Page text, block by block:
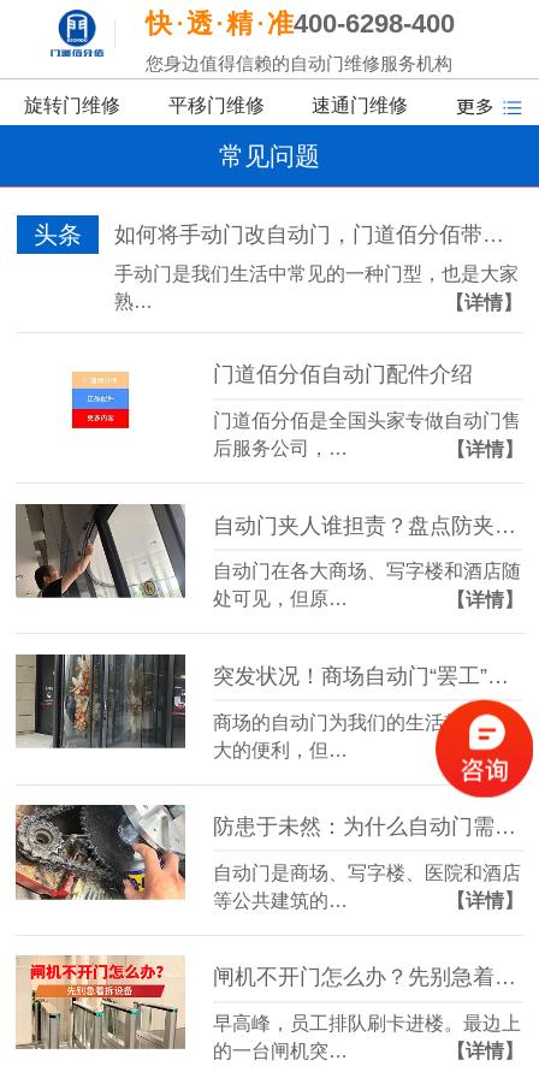
快 透 精 准400-6298-400
您身边值得信赖的自动门维修服务机构
旋转门维修 平移门维修 速通门维修
常见问题
头条 如何将手动门改自动门，门道佰分佰带你了解
手动门是我们生活中常见的一种门型，也是大家
熟…
【详情】
门道佰分佰自动门配件介绍
门道佰分佰是全国头家专做自动门售
后服务公司，…
【详情】
自动门夹人谁担责？盘点防夹传感器的三大“致命盲区”
自动门在各大商场、写字楼和酒店随
处可见，但原…
【详情】
突发状况！商场自动门“罢工”或夹人，你该怎么办？
商场的自动门为我们的生活带来了极
大的便利，但…
【详情】
防患于未然：为什么自动门需要定期“体检”？
自动门是商场、写字楼、医院和酒店
等公共建筑的…
【详情】
闸机不开门怎么办？先别急着拆设备
早高峰，员工排队刷卡进楼。最边上
的一台闸机突…
【详情】